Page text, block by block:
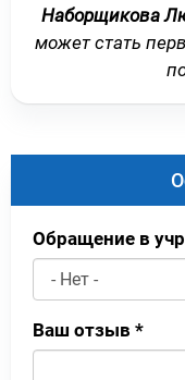
Наборщикова
может стать
Обращение в
Ваш отзыв *